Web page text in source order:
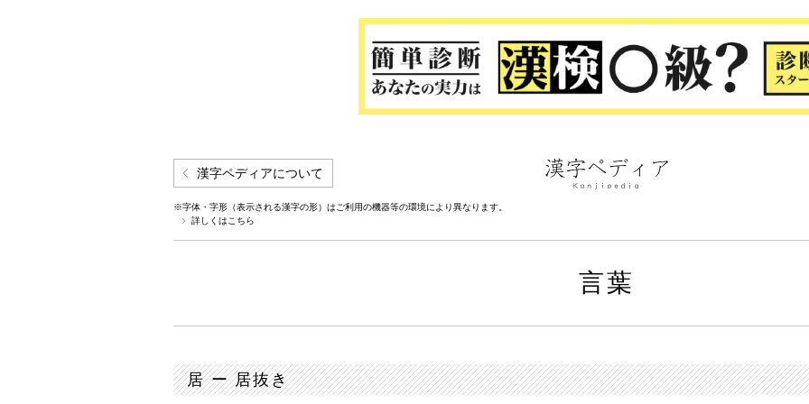
漢字ペディアについて
※字体・字形（表示される漢字の形）はご利用の機器等の環境により異なります。
詳しくはこちら
言葉
居 ー 居抜き